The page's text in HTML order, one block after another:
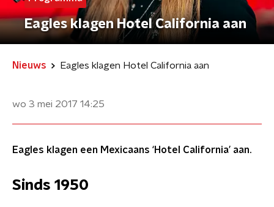
Eagles klagen Hotel California aan
Nieuws Eagles klagen Hotel California aan
wo 3 mei 2017 14:25
Eagles klagen een Mexicaans ‘Hotel California’ aan.
Sinds 1950